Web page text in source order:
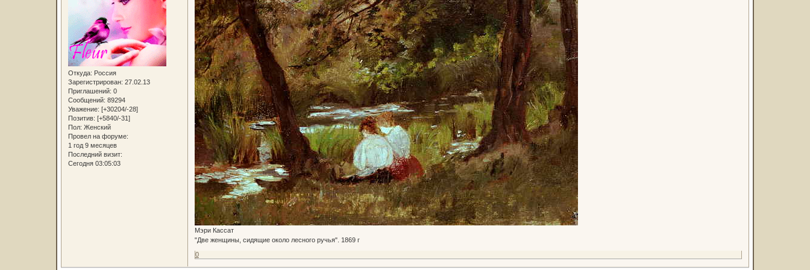
Откуда: Россия
Зарегистрирован: 27.02.13
Приглашений: 0
Сообщений: 89294
Уважение: [+30204/-28]
Позитив: [+5840/-31]
Пол: Женский
Провел на форуме:
1 год 9 месяцев
Последний визит:
Сегодня 03:05:03
Мэри Кассат
"Две женщины, сидящие около лесного ручья". 1869 г
0